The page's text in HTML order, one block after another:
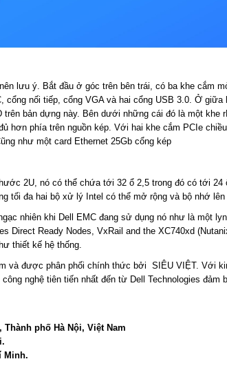
lưu ý. Bắt đầu ở góc trên bên trái, có ba khe cắm
nối tiếp, cổng VGA và hai cổng USB 3.0. Ở
bản dựng này. Bên dưới những cái đó là một khe
hơn phía trên nguồn kép. Với hai khe cắm PCIe
như một card Ethernet 25Gb cổng kép
2U, nó có thể chứa tới 32 ổ 2,5 trong đó có tới
tối đa hai bộ xử lý Intel có thể mở rộng và bộ nhớ lên
nhiên khi Dell EMC đang sử dụng nó như là một
Direct Ready Nodes, VxRail and the XC740xd
thiết kế hệ thống.
và được phân phối chính thức bởi SIÊU VIỆT. Với
nghệ tiên tiến nhất đến từ Dell Technologies đảm
phố Hà Nội, Việt Nam
Minh.